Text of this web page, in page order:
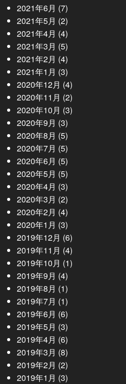
2021年6月 (7)
2021年5月 (2)
2021年4月 (4)
2021年3月 (5)
2021年2月 (4)
2021年1月 (3)
2020年12月 (4)
2020年11月 (2)
2020年10月 (3)
2020年9月 (3)
2020年8月 (5)
2020年7月 (5)
2020年6月 (5)
2020年5月 (5)
2020年4月 (3)
2020年3月 (2)
2020年2月 (4)
2020年1月 (3)
2019年12月 (6)
2019年11月 (4)
2019年10月 (1)
2019年9月 (4)
2019年8月 (1)
2019年7月 (1)
2019年6月 (6)
2019年5月 (3)
2019年4月 (6)
2019年3月 (8)
2019年2月 (2)
2019年1月 (3)